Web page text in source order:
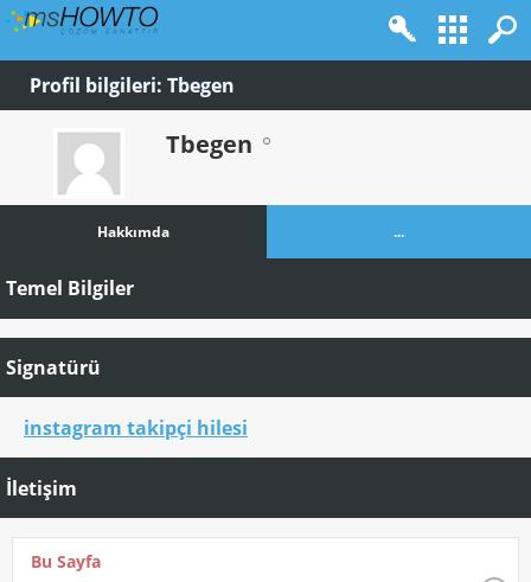
Profil bilgileri: Tbegen
Tbegen
Hakkımda ...
Temel Bilgiler
Signatürü
instagram takipçi hilesi
İletişim
Bu Sayfa